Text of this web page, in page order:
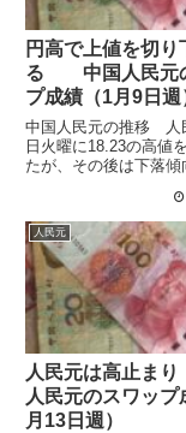
円高で上値を切り
る 中国人民元
プ成績（1月9日週
中国人民元の推移 人
日火曜に18.23の高値
たが、その後は下落傾
月曜の始値の18.10か
上昇したものの、週を
高が進み上値を切り下
には17.8...
人民元
人民元は高止
人民元のスワップ
月13日週）